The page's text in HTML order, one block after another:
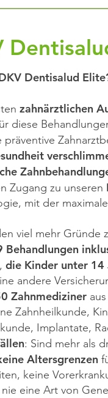
Dentisalud
zahnärztlichen
diese
präventive
Zugang zu unseren
mit der
viel mehr Gründe
Behandlungen
die Kinder unter 14
andere
Zahnmediziner
Zahnheilkunde,
Implantate,
: Sind mehr als
Altersgrenzen
keine
nie eine Art von